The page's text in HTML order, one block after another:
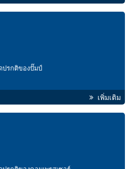
ปรกติของปั๊มป์
เพิ่มเติม